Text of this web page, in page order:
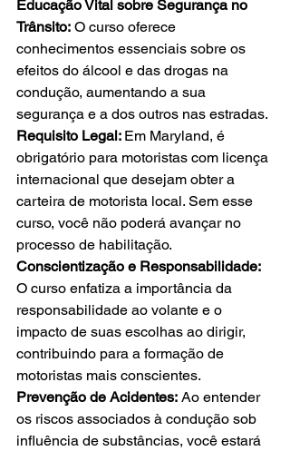
Educação Vital sobre Segurança no
Trânsito: O curso oferece
conhecimentos essenciais sobre os
efeitos do álcool e das drogas na
condução, aumentando a sua
segurança e a dos outros nas estradas.
Requisito Legal: Em Maryland, é
obrigatório para motoristas com licença
internacional que desejam obter a
carteira de motorista local. Sem esse
curso, você não poderá avançar no
processo de habilitação.
Conscientização e Responsabilidade:
O curso enfatiza a importância da
responsabilidade ao volante e o
impacto de suas escolhas ao dirigir,
contribuindo para a formação de
motoristas mais conscientes.
Prevenção de Acidentes: Ao entender
os riscos associados à condução sob
influência de substâncias, você estará